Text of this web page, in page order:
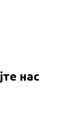
нас